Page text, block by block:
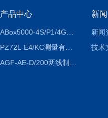
产品中心
PZ72L-E4/KC测量有功电能（EPI/EPE）嵌入式电表
新
新闻
技术